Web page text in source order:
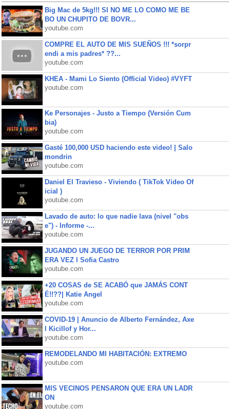
Big Mac de 5kg!!! SI NO ME LO COMO ME BE
BO UN CHUPITO DE BOVR...
youtube.com
COMPRE EL AUTO DE MIS SUEÑOS !!! *sorpr
endi a mis padres* ??...
youtube.com
KHEA - Mami Lo Siento (Official Video) #VYFT
youtube.com
Ke Personajes - Justo a Tiempo (Versión Cum
bia)
youtube.com
Gasté 100,000 USD haciendo este video! | Salo
mondrin
youtube.com
Daniel El Travieso - Viviendo ( TikTok Video Of
icial )
youtube.com
Lavado de auto: lo que nadie lava (nivel "obs
e") - Informe -...
youtube.com
JUGANDO UN JUEGO DE TERROR POR PRIM
ERA VEZ l Sofia Castro
youtube.com
+20 COSAS de SE ACABÓ que JAMÁS CONT
É!!??| Katie Angel
youtube.com
COVID-19 | Anuncio de Alberto Fernández, Axe
l Kicillof y Hor...
youtube.com
REMODELANDO MI HABITACIÓN: EXTREMO
youtube.com
MIS VECINOS PENSARON QUE ERA UN LADR
ON
youtube.com